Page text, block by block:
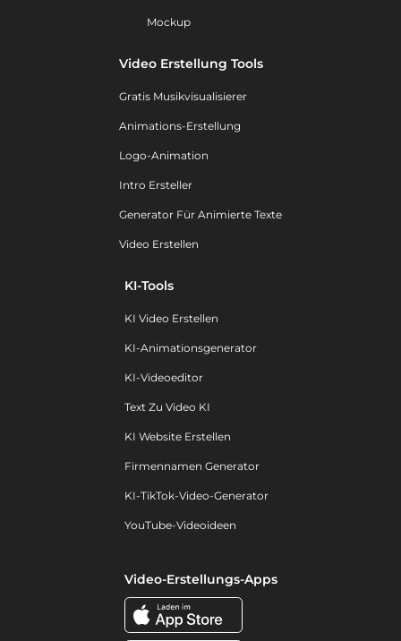
Mockup
Video Erstellung Tools
Gratis Musikvisualisierer
Animations-Erstellung
Logo-Animation
Intro Ersteller
Generator Für Animierte Texte
Video Erstellen
KI-Tools
KI Video Erstellen
KI-Animationsgenerator
KI-Videoeditor
Text Zu Video KI
KI Website Erstellen
Firmennamen Generator
KI-TikTok-Video-Generator
YouTube-Videoideen
Video-Erstellungs-Apps